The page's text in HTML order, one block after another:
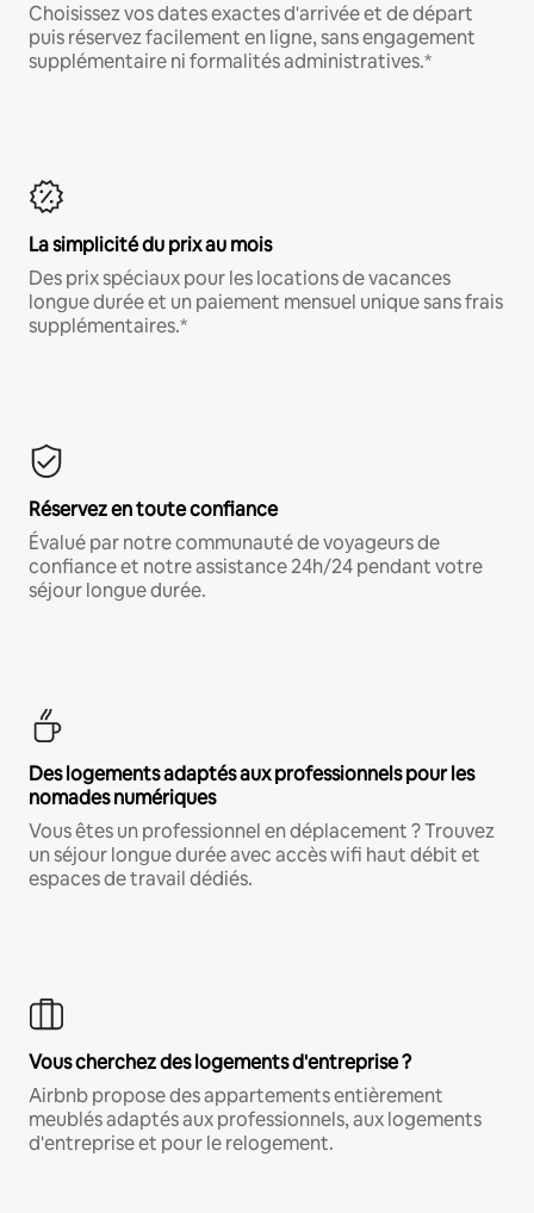
Choisissez vos dates exactes d'arrivée et de départ
puis réservez facilement en ligne, sans engagement
supplémentaire ni formalités administratives.*
La simplicité du prix au mois
Des prix spéciaux pour les locations de vacances
longue durée et un paiement mensuel unique sans frais
supplémentaires.*
Réservez en toute confiance
Évalué par notre communauté de voyageurs de
confiance et notre assistance 24h/24 pendant votre
séjour longue durée.
Des logements adaptés aux professionnels pour les
nomades numériques
Vous êtes un professionnel en déplacement ? Trouvez
un séjour longue durée avec accès wifi haut débit et
espaces de travail dédiés.
Vous cherchez des logements d'entreprise ?
Airbnb propose des appartements entièrement
meublés adaptés aux professionnels, aux logements
d'entreprise et pour le relogement.